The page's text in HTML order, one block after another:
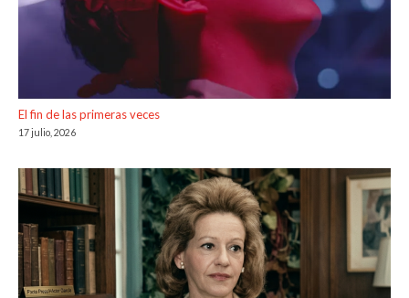
El fin de las primeras veces
17 julio, 2026